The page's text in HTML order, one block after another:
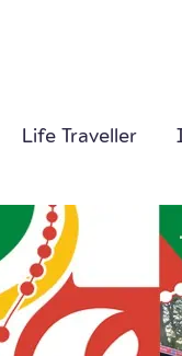
Life Traveller